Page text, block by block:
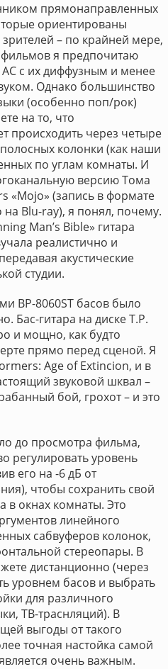
прямонаправленных
ориентированы
– по крайней мере,
я предпочитаю
с их диффузным и менее
Однако большинство
(особенно поп/рок)
на то, что
происходить через четыре
колонки (как наши
по углам комнаты. И
версию Тома
«Mojo» (запись в формате
на Blu-ray), я понял, почему.
Man’s Bible» гитара
реалистично и
акустические
студии.
BP-8060ST басов было
Бас-гитара на диске T.P.
и мощно, как будто
прямо перед сценой. Я
Age of Extincion, и в
звуковой шквал –
бой, грохот – и это
до просмотра фильма,
регулировать уровень
его на -6 дБ от
чтобы сохранить свой
в окнах комнаты. Это
линейного
сабвуферов колонок,
стереопары. В
дистанционно (через
уровнем басов и выбрать
для различного
ТВ-траснляций). В
выгоды от такого
точная настойка самой
очень важным.